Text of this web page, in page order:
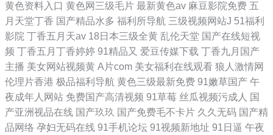
黄色资料入口 黄色网三级毛片 最新黄色av 麻豆影院免费 五
月天堂丁香 国产精品水多 福利所导航 三级视频网站J 51福利
影院 丁香五月天av 18日本三级全黄 乱伦天堂 国产在线短视
频 丁香五月丁香婷婷 91精品又 爱豆传媒下载 丁香九月国产
主播 美女网站视频黄 A片com 美女福利在线观看 狼人激情网
伦理片香港 极品福利导航 黄色三级最新免费 91嫩草国产 午
夜成年人网站 免费国产高清视频 91草莓 丝瓜视频污成人 国
产亚洲视品在线 国产玖玖 国产免费毛不卡片 久久无码 国产精
品网络 孕妇无码在线 91手机论坛 91视频新地址 91日逼 午夜